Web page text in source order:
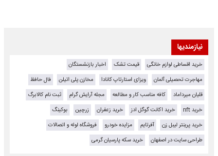
نیازمندیها
خرید اقساطی لوازم خانگی قیمت تشک
اخبار بازنشستگان
مهاجرت تحصیلی آلمان
ویزای استارتاپ کانادا مخازن پلی اتیلن
فال حافظ
قلیان میرداماد
کافه مناسب کار و مطالعه مجله آرایش گرام
ثبت نام کالابرگ
خرید nft
خرید اکانت گوگل ادز خرید زعفران زرچین
بوکینگ
خرید پرینتر لیبل زن
آفرتایم مزایده خودرو
فروشگاه لوله و اتصالات
طراحی سایت در اصفهان
خرید سکه پارسیان گرمی